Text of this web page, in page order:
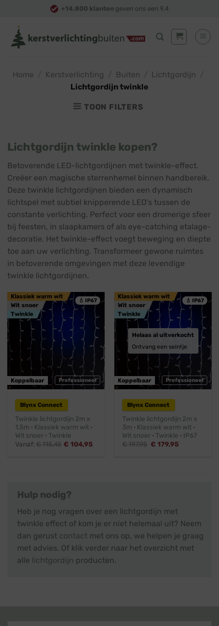
content
+14.800 klanten geven ons een 9,4
Home Kerstverlichting Buiten Lichtgordijn
Lichtgordijn twinkle
TOON FILTERS
Lichtgordijn twinkle kopen?
Betoverende LED-lichtgordijnen met twinkle-effect.
Creëer een magische sterrenhemel binnen handbereik.
Deze twinkle lichtgordijnen bieden een dynamisch
lichtspel met subtiel knipperende LED's tussen de
constante verlichting. Perfect voor een dromerige sfeer
bij feesten, in slaapkamers of als eye-catching etalage-
decoratie. Het twinkle-effect voegt beweging en diepte
toe aan uw verlichting. Transformeer gewone ruimtes
in betoverende omgevingen met deze levendige
twinkle lichtgordijnen.
💧 IP67
Professioneel
Klassiek warm wit
Wit snoer
Twinkle
Koppelbaar
Blynx Connect
Twinkle lichtgordijn 2m x
1,5m · Klassiek warm wit ·
Wit snoer · Twinkle
Vanaf:€115,45 € 104,95
💧 IP67
Professioneel
Klassiek warm wit
Wit snoer
Twinkle
Koppelbaar
Helaas al uitverkocht
Ontvang een seintje
Blynx Connect
Twinkle lichtgordijn 2m x
3m · Klassiek warm wit ·
Wit snoer · Twinkle · IP67
€197,95 Oorspronkelijke
€ 179,95
Hulp nodig?
Heb je nog vragen over een lichtgordijn met
twinkle effect of kom je er niet helemaal uit? Neem
dan gerust contact met ons op, we helpen je graag
met advies. Of klik verder naar het overzicht met
alle lichtgordijn producten.